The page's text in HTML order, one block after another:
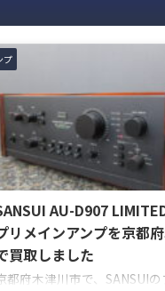
プ
AU-D907
リメインアンプを京都
買取しました
都府木津川市で、SANSUI